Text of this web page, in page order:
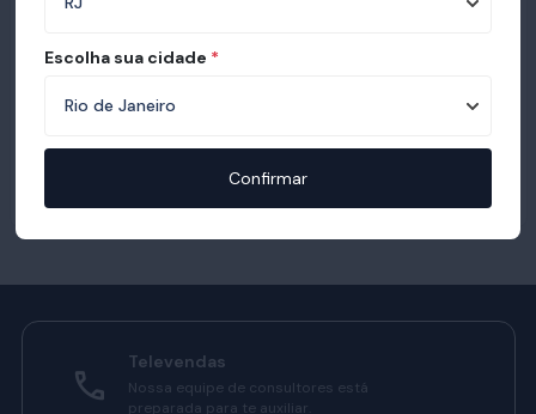
Televendas
Nossa equipe de consultores está
preparada para te auxiliar.
Escolha sua cidade *
Confirmar